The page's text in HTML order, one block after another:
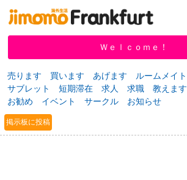
新規登録
掲示板 タウン情報 教えて！
Ｗｅｌｃｏｍｅ！
売ります 買います あげます ルームメイト
サブレット
短期滞在 求人 求職 教えます
お勧め
イベント サークル お知らせ
掲示板に投稿